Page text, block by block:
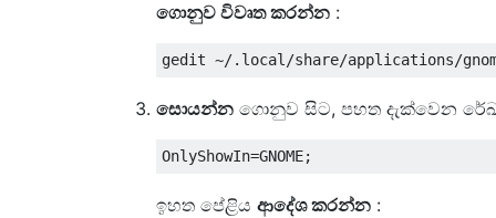
ගොනුව විවෘත කරන්න :
සොයන්න ගොනුව සිට, පහත දැක්වෙන
ඉහත පේළිය ආදේශ කරන්න :